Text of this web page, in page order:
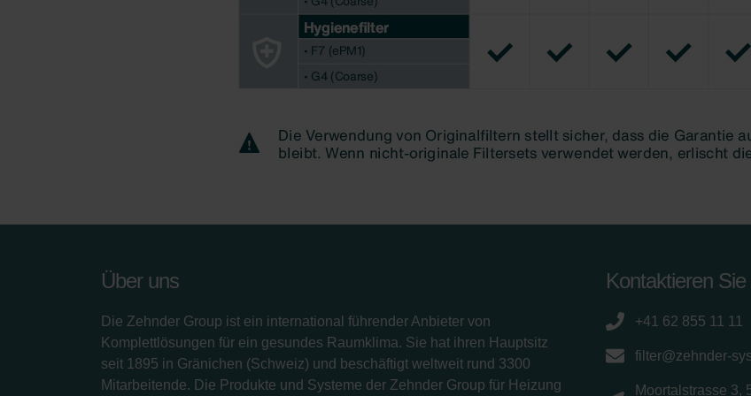
Zehnder Group UK Limited: Privacy Policy
Zehnder Group Deutschland GmbH
Über uns
Die Zehnder Group ist ein international führender Anbieter von
Komplettlösungen für ein gesundes Raumklima. Sie hat ihren Hauptsitz
seit 1895 in Gränichen (Schweiz) und beschäftigt weltweit rund 3300
Mitarbeitende. Die Produkte und Systeme der Zehnder Group für Heizung
Kontaktieren
+41 62 855 11 11
filter@zehnder-
Moortalstrasse 3,